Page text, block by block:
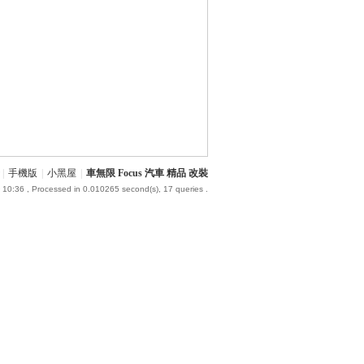
手機版 小黑屋 車無限 Focus 汽車 精品 改裝
10:36 , Processed in 0.010265 second(s), 17 queries .